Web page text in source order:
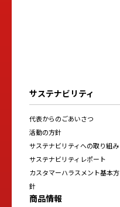
サステナビリティ
代表からのごあいさつ
活動の方針
サステナビリティへの取り組み
サステナビリティレポート
カスタマーハラスメント基本方
針
商品情報